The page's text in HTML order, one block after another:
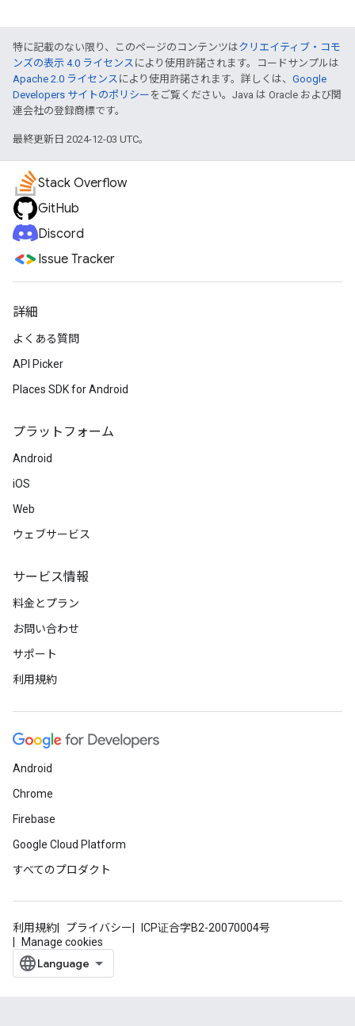
特に記載のない限り、このページのコンテンツはクリエイティブ・コモ
ンズの表示 4.0 ライセンス により使用許諾されます。コードサンプルは
Apache 2.0 ライセンス により使用許諾されます。詳しくは、 Google
Developers サイトのポリシー をご覧ください。Java は Oracle および関
連会社の登録商標です。
最終更新日 2024-12-03 UTC。
Stack Overflow
GitHub
Discord
Issue Tracker
詳細
よくある質問
API Picker
Places SDK for Android
プラットフォーム
Android
iOS
Web
ウェブサービス
サービス情報
料金とプラン
お問い合わせ
サポート
利用規約
Android
Chrome
Firebase
Google Cloud Platform
すべてのプロダクト
利用規約 プライバシー
ICP证合字B2-20070004号
Manage cookies